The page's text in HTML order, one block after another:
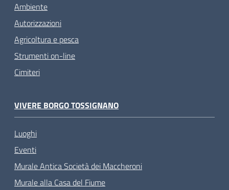
Ambiente
Autorizzazioni
Agricoltura e pesca
Strumenti on-line
Cimiteri
VIVERE BORGO TOSSIGNANO
Luoghi
Eventi
Murale Antica Società dei Maccheroni
Murale alla Casa del Fiume